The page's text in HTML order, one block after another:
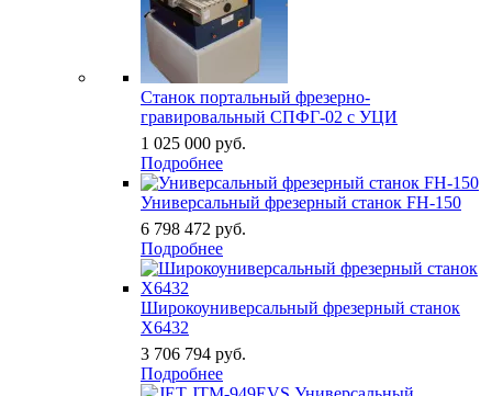
Станок портальный фрезерно-
гравировальный СПФГ-02 с УЦИ
1 025 000 руб.
Подробнее
Универсальный фрезерный станок FH-150
6 798 472 руб.
Подробнее
Широкоуниверсальный фрезерный станок
X6432
3 706 794 руб.
Подробнее